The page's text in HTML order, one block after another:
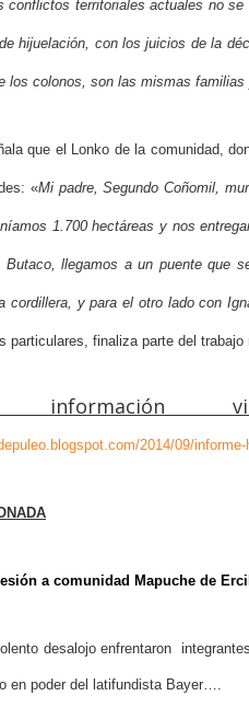
conflictos territoriales actuales no
hijuelación, con los juicios de la
los colonos, son las mismas
que el Lonko de la comunidad,
«Mi padre, Segundo Coñomil,
1.700 hectáreas y nos
llegamos a un puente que
cordillera, y para el otro lado con
particulares, finaliza parte del
2014/09/
a comunidad Mapuche de
desalojo enfrentaron
en poder del latifundista Bayer….